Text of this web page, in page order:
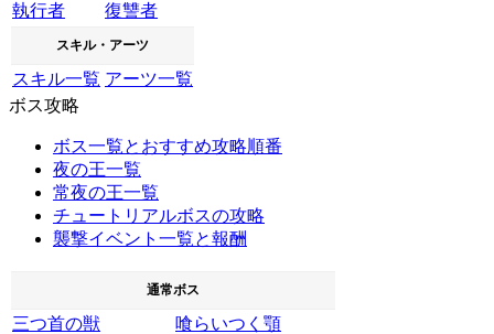
執行者
復讐者
スキル・アーツ
スキル一覧 アーツ一覧
ボス攻略
ボス一覧とおすすめ攻略順番
夜の王一覧
常夜の王一覧
チュートリアルボスの攻略
襲撃イベント一覧と報酬
通常ボス
三つ首の獣
喰らいつく顎